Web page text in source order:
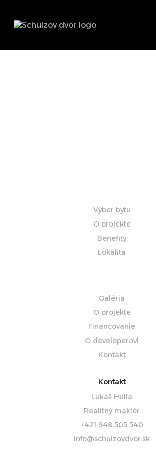
Výber bytu
O projekte
Benefity
Lokalita
Galéria
O projekte
Financovanie
O developerovi
Kontakt
Kontakt
Lukáš Hulla
Realitný maklér
+421 948 505 540
info@schulzovdvor.sk